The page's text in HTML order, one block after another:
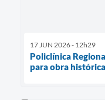
17 JUN 2026 - 12h29
Policlínica
para obra